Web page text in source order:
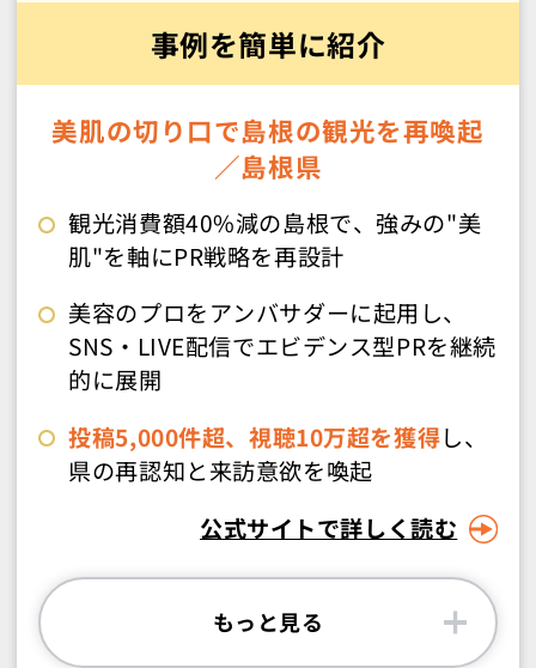
事例を簡単に紹介
美肌の切り口で島根の観光を再喚起
／島根県
観光消費額40%減の島根で、強みの"美
肌"を軸にPR戦略を再設計
美容のプロをアンバサダーに起用し、
SNS・LIVE配信でエビデンス型PRを継続
的に展開
投稿5,000件超、視聴10万超を獲得し、
県の再認知と来訪意欲を喚起
公式サイトで詳しく読む
もっと見る